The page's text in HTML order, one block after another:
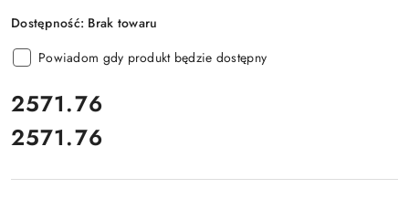
Dostępność: Brak towaru
Powiadom gdy produkt będzie dostępny
cena:
2571.76
Cena:
2571.76